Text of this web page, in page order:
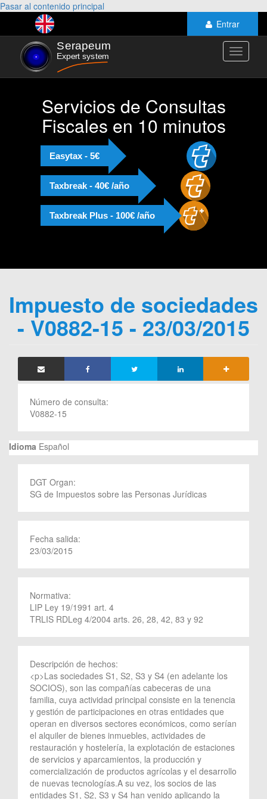
Pasar al contenido principal
Entrar
Toggle
Servicios de Consultas
Fiscales en 10 minutos
Easytax - 5€
Taxbreak - 40€ /año
Taxbreak Plus - 100€ /año
Impuesto de sociedades
- V0882-15 - 23/03/2015
Número de consulta:
V0882-15
Idioma Español
DGT Organ:
SG de Impuestos sobre las Personas Jurídicas
Fecha salida:
23/03/2015
Normativa:
LIP Ley 19/1991 art. 4
TRLIS RDLeg 4/2004 arts. 26, 28, 42, 83 y 92
Descripción de hechos:
<p>Las sociedades S1, S2, S3 y S4 (en adelante los
SOCIOS), son las compañías cabeceras de una
familia, cuya actividad principal consiste en la tenencia
y gestión de participaciones en otras entidades que
operan en diversos sectores económicos, como serían
el alquiler de bienes inmuebles, actividades de
restauración y hostelería, la explotación de estaciones
de servicios y aparcamientos, la producción y
comercialización de productos agrícolas y el desarrollo
de nuevas tecnologías.A su vez, los socios de las
entidades S1, S2, S3 y S4 han venido aplicando la